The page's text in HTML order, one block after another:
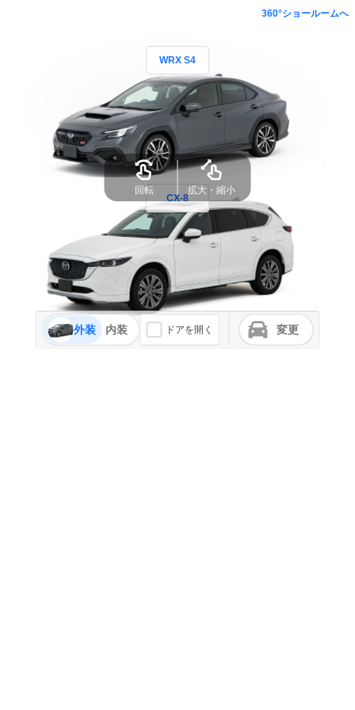
360°ショールームへ
WRX S4
CX-8
外装 内装 ドアを開く 変更
回転 拡大・縮小